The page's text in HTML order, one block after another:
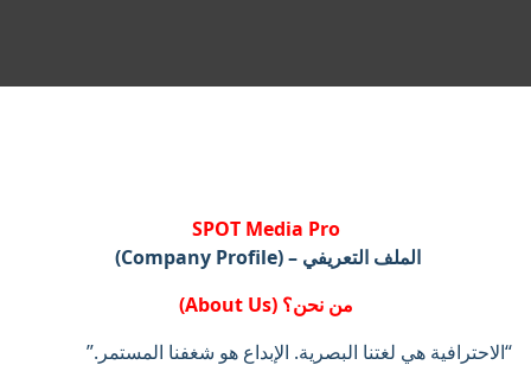
SPOT Media Pro
الملف التعريفي – (Company Profile)
من نحن؟ (About Us)
“الاحترافية هي لغتنا البصرية. الإبداع هو شغفنا المستمر.”